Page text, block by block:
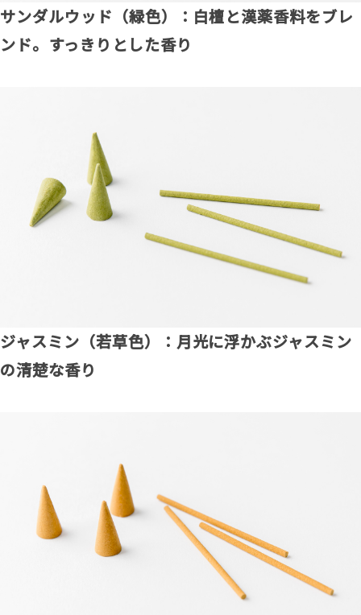
サンダルウッド（緑色）：白檀と漢薬香料をブレ
ンド。すっきりとした香り
ジャスミン（若草色）：月光に浮かぶジャスミン
の清楚な香り